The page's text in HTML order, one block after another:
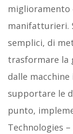
miglioramento
manifatturieri.
semplici, di
trasformare la
dalle
supportare le
punto,
Technologies –